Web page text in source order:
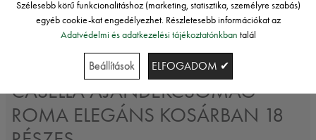
CASELLA AJÁNDÉKCSOMAG
ROMA ELEGÁNS KOSÁRBAN 18
Szélesebb körű funkcionalitáshoz (marketing, statisztika, személyre szabás)
egyéb cookie-kat engedélyezhet. Részletesebb információkat az
Adatvédelmi és adatkezelési tájékoztatónkban talál
Beállítások ELFOGADOM ✔